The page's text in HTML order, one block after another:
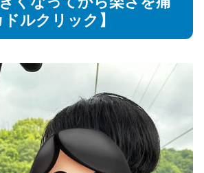
ルクリック】